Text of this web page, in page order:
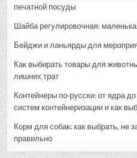
печатной посуды
Шайба регулировочная:
Бейджи и ланьярды для
Как выбирать товары для
лишних трат
Контейнеры по‑русски: от ядра
систем контейнеризации и как
Корм для собак: как выбрать, не
правильно